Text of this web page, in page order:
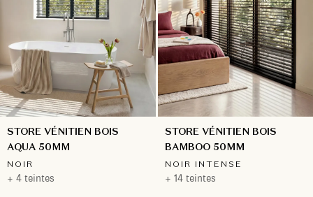
STORE VÉNITIEN BOIS
AQUA 50MM
NOIR
+ 4 teintes
STORE VÉNITIEN BOIS
BAMBOO 50MM
NOIR INTENSE
+ 14 teintes